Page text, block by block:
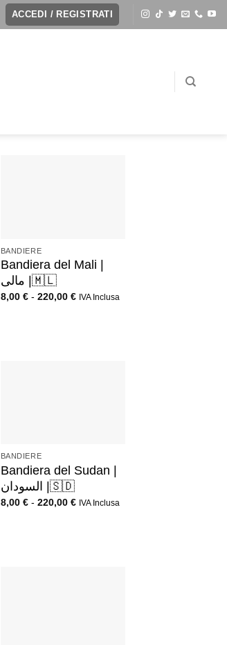
ACCEDI / REGISTRATI
BANDIERE
Bandiera del Mali |
مالى |🇲🇱
8,00 € - 220,00 € IVA Inclusa
BANDIERE
Bandiera del Sudan |
السودان |🇸🇩
8,00 € - 220,00 € IVA Inclusa